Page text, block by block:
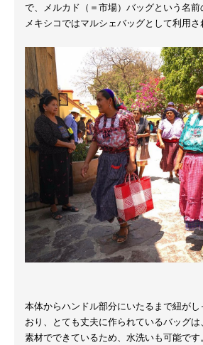
で、メルカド（＝市場）バッグという名前
メキシコではマルシェバッグとして利用さ
本体からハンドル部分にいたるまで紐が
おり、とても丈夫に作られているバッグ
素材でできているため、水洗いも可能です